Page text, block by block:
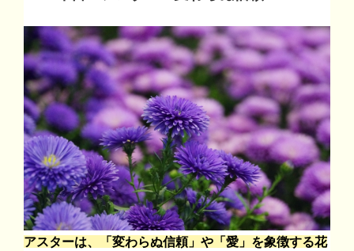
アスターは、「変わらぬ信頼」や「愛」を象徴する花